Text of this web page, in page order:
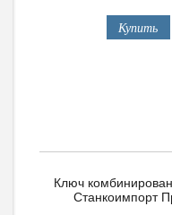
Ключ
Станкоимпорт